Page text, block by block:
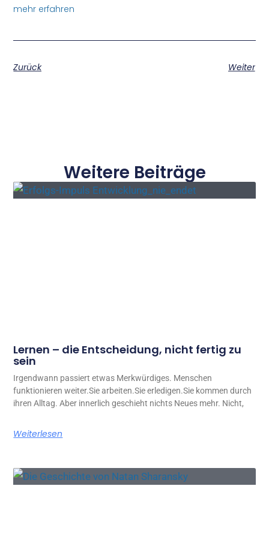
mehr erfahren
Zurück Weiter
Weitere Beiträge
Lernen – die Entscheidung, nicht fertig zu
sein
Irgendwann passiert etwas Merkwürdiges. Menschen
funktionieren weiter.Sie arbeiten.Sie erledigen.Sie kommen durch
ihren Alltag. Aber innerlich geschieht nichts Neues mehr. Nicht,
Weiterlesen